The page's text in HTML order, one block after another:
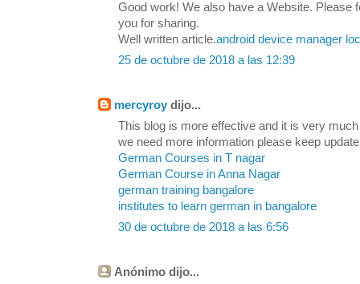
Good work! We also have a Website. Please
you for sharing.
Well written article.android device manager
25 de octubre de 2018 a las 12:39
mercyroy dijo...
This blog is more effective and it is very
we need more information please keep
German Courses in T nagar
German Course in Anna Nagar
german training bangalore
institutes to learn german in bangalore
30 de octubre de 2018 a las 6:56
Anónimo dijo...